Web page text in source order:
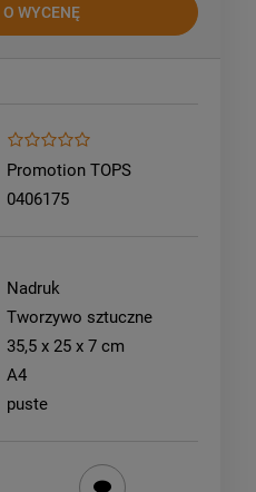
WYCENĘ
Promotion TOPS
0406175
Nadruk
Tworzywo sztuczne
35,5 x 25 x 7 cm
A4
puste